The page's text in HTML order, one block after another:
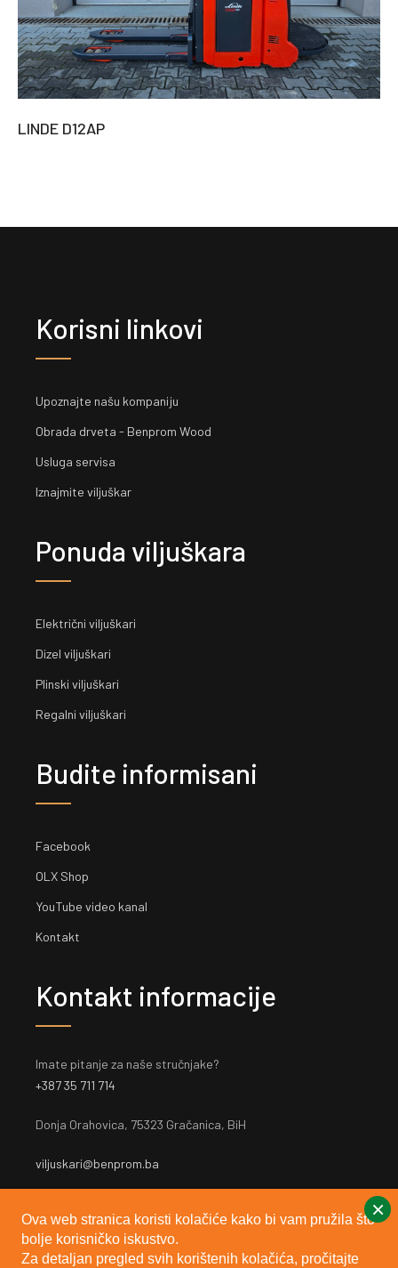
LINDE D12AP
Korisni linkovi
Upoznajte našu kompaniju
Obrada drveta - Benprom Wood
Usluga servisa
Iznajmite viljuškar
Ponuda viljuškara
Električni viljuškari
Dizel viljuškari
Plinski viljuškari
Regalni viljuškari
Budite informisani
Facebook
OLX Shop
YouTube video kanal
Kontakt
Kontakt informacije
Imate pitanje za naše stručnjake?
+387 35 711 714
Donja Orahovica, 75323 Gračanica, BiH
viljuskari@benprom.ba
×
Ova web stranica koristi kolačiće kako bi vam pružila što
bolje korisničko iskustvo.
Za detaljan pregled svih korištenih kolačića, pročitajte